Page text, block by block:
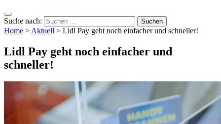
Suche nach:
Home > Aktuell > Lidl Pay geht noch einfacher und schneller!
Lidl Pay geht noch einfacher und
schneller!